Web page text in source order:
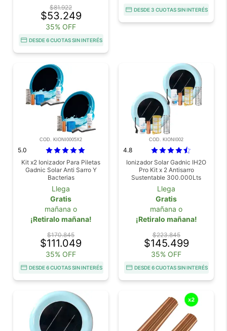
$81.922
$53.249
35% OFF
DESDE 6 CUOTAS SIN INTERÉS
DESDE 3 CUOTAS SIN INTERÉS
COD. KIONI0005X2
5.0
Kit x2 Ionizador Para Piletas
Gadnic Solar Anti Sarro Y
Bacterias
Llega
Gratis
mañana o
¡Retiralo mañana!
$170.845
$111.049
35% OFF
DESDE 6 CUOTAS SIN INTERÉS
COD. KIONI002
4.8
Ionizador Solar Gadnic IH2O
Pro Kit x 2 Antisarro
Sustentable 300.000Lts
Llega
Gratis
mañana o
¡Retiralo mañana!
$223.845
$145.499
35% OFF
DESDE 6 CUOTAS SIN INTERÉS